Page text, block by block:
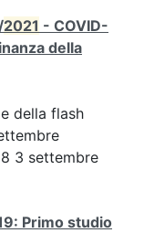
2021 - COVID-
della
della flash
3 settembre
Primo studio